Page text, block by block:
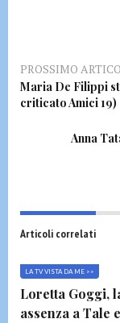
PROSSIMO
Maria De Filippi
criticato Amici 19)
Anna
Articoli correlati
LA TV VISTA DA ME >>
Loretta Goggi,
assenza a Tale